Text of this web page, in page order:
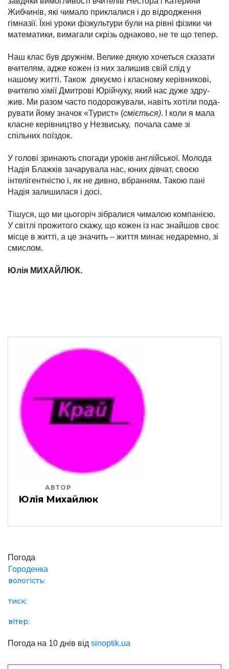
Жибчинів, які чимало приклалися і до відрод­ження
гімназії. Їхні уроки фіз­культури були на рівні фізики чи
мате­матики, вимагали скрізь одна­ково, не те що тепер.
Наш клас був дружнім. Вели­ке дякую хочеться сказати
вчи­телям, адже кожен із них зали­шив свій слід у
нашому житті. Також дякуємо і клас­ному ке­рівникові,
вчителю хімії Дмит­ро­ві Юрійчуку, який нас дуже здру­
жив. Ми разом часто подо­рожували, навіть хотіли пода­
рувати йому значок «Ту­рист» (сміється). І коли я мала
класне керівництво у Нез­виську, почала саме зі
спільних поїздок.
У голові зринають спогади уроків англійської. Молода
Надія Блажків зачарувала нас, юних дівчат, своєю
інтелігент­ністю і, як не дивно, вбранням. Такою пані
Надія залишилася і досі.
Тішуся, що ми цьогоріч зібралися чималою компанією.
У світлі прожитого скажу, що кожен із нас знайшов своє
місце в житті, а це значить – життя минає недаремно, зі
смислом.
Юлія МИХАЙЛЮК.
АВТОР
Юлія Михайлюк
Погода
Городенка
вологість:
тиск:
вітер:
Погода на 10 днів від sinoptik.ua